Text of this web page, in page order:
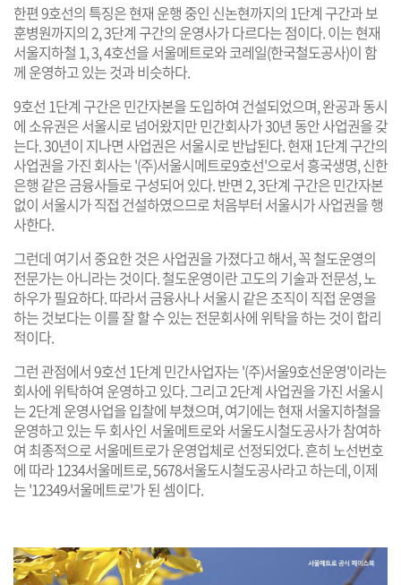
한편 9호선의 특징은 현재 운행 중인 신논현까지의 1단계 구간과 보
훈병원까지의 2, 3단계 구간의 운영사가 다르다는 점이다. 이는 현재
서울지하철 1, 3, 4호선을 서울메트로와 코레일(한국철도공사)이 함
께 운영하고 있는 것과 비슷하다.
9호선 1단계 구간은 민간자본을 도입하여 건설되었으며, 완공과 동시
에 소유권은 서울시로 넘어왔지만 민간회사가 30년 동안 사업권을 갖
는다. 30년이 지나면 사업권은 서울시로 반납된다. 현재 1단계 구간의
사업권을 가진 회사는 '(주)서울시메트로9호선'으로서 흥국생명, 신한
은행 같은 금융사들로 구성되어 있다. 반면 2, 3단계 구간은 민간자본
없이 서울시가 직접 건설하였으므로 처음부터 서울시가 사업권을 행
사한다.
그런데 여기서 중요한 것은 사업권을 가졌다고 해서, 꼭 철도운영의
전문가는 아니라는 것이다. 철도운영이란 고도의 기술과 전문성, 노
하우가 필요하다. 따라서 금융사나 서울시 같은 조직이 직접 운영을
하는 것보다는 이를 잘 할 수 있는 전문회사에 위탁을 하는 것이 합리
적이다.
그런 관점에서 9호선 1단계 민간사업자는 '(주)서울9호선운영'이라는
회사에 위탁하여 운영하고 있다. 그리고 2단계 사업권을 가진 서울시
는 2단계 운영사업을 입찰에 부쳤으며, 여기에는 현재 서울지하철을
운영하고 있는 두 회사인 서울메트로와 서울도시철도공사가 참여하
여 최종적으로 서울메트로가 운영업체로 선정되었다. 흔히 노선번호
에 따라 1234서울메트로, 5678서울도시철도공사라고 하는데, 이제
는 '12349서울메트로'가 된 셈이다.